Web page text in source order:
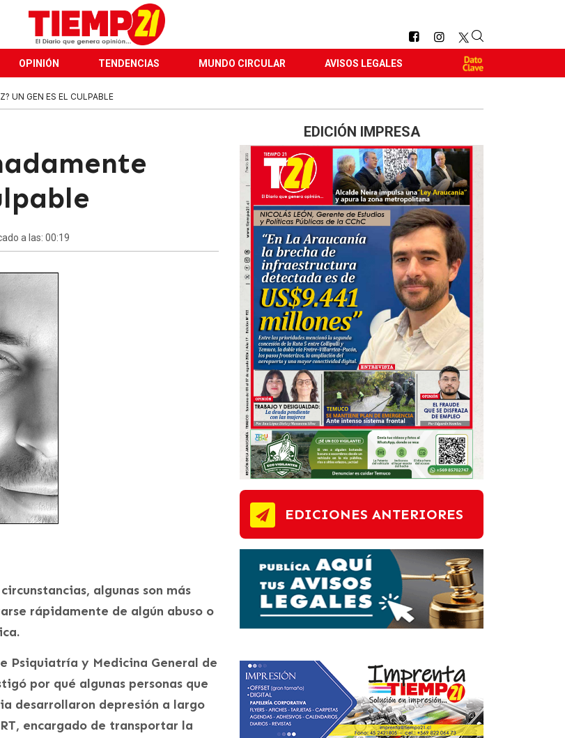
OPINIÓN TENDENCIAS MUNDO CIRCULAR AVISOS LEGALES
UN GEN ES EL CULPABLE
a las: 00:19
algunas son más
rápidamente de algún abuso o
Psiquiatría y Medicina General de
por qué algunas personas que
desarrollaron depresión a largo
encargado de transportar la
EDICIÓN IMPRESA
EDICIONES ANTERIORES